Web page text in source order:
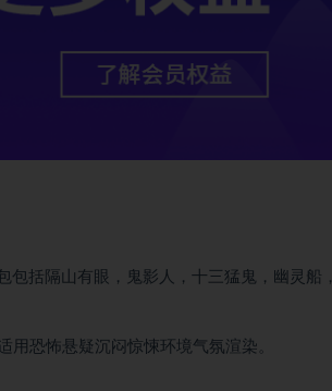
括隔山有眼，鬼影人，十三猛鬼，幽灵船，
恐怖悬疑沉闷惊悚环境气氛渲染。